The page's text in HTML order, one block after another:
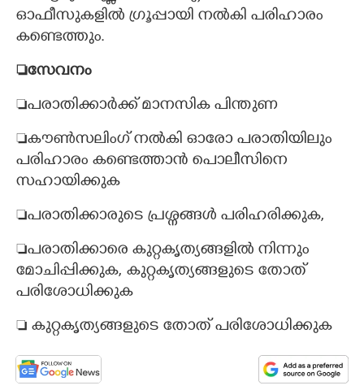
ഓഫീസുകളിൽ ഗ്രൂപ്പായി നൽകി പരിഹാരം
കണ്ടെത്തും.
സേവനം
പരാതിക്കാർക്ക് മാനസിക പിന്തുണ
കൗൺസലിംഗ് നൽകി ഓരോ പരാതിയിലും
പരിഹാരം കണ്ടെത്താൻ പൊലീസിനെ
സഹായിക്കുക
പരാതിക്കാരുടെ പ്രശ്നങ്ങൾ പരിഹരിക്കുക,
പരാതിക്കാരെ കുറ്റകൃത്യങ്ങളിൽ നിന്നും
മോചിപ്പിക്കുക, കുറ്റകൃത്യങ്ങളുടെ തോത്
പരിശോധിക്കുക
 കുറ്റകൃത്യങ്ങളുടെ തോത് പരിശോധിക്കുക